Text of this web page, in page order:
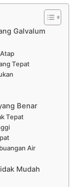
Galvalum
Tepat
Benar
Tepat
Air
Mudah